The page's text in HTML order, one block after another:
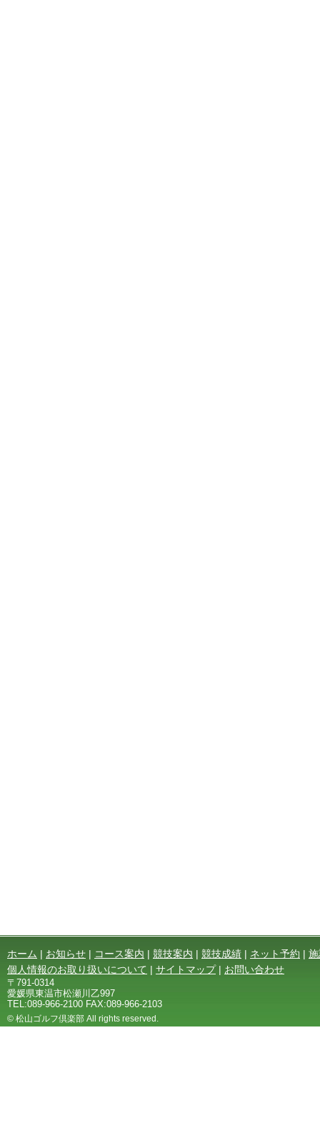
ホーム | お知らせ | コース案内 | 競技案内 | 競技成績 | ネット予約 |
個人情報のお取り扱いについて | サイトマップ | お問い合わせ
〒791-0314
愛媛県東温市松瀬川乙997
TEL:089-966-2100 FAX:089-966-2103
© 松山ゴルフ倶楽部 All rights reserved.